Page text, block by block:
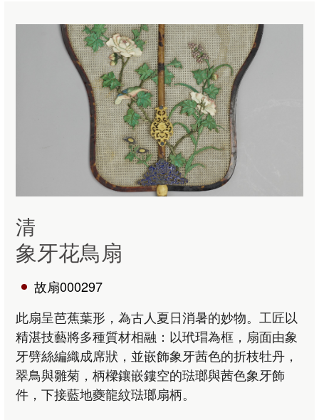
清
象牙花鳥扇
故扇000297
此扇呈芭蕉葉形，為古人夏日消暑的妙物。工匠以
精湛技藝將多種質材相融：以玳瑁為框，扇面由象
牙劈絲編織成席狀，並嵌飾象牙茜色的折枝牡丹，
翠鳥與雛菊，柄樑鑲嵌鏤空的琺瑯與茜色象牙飾
件，下接藍地夔龍紋琺瑯扇柄。